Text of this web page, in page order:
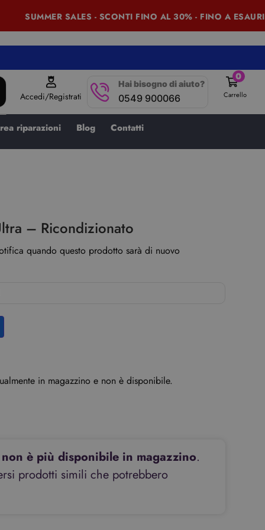
SUMMER SALES - SCONTI FINO AL 30% - FINO A
Accedi/Registrati
Hai bisogno di aiuto?
0549 900066
0
Carrello
riparazioni Blog Contatti
– Ricondizionato
quando questo prodotto sarà di nuovo
in magazzino e non è disponibile.
non è più disponibile in magazzino.
prodotti simili che potrebbero